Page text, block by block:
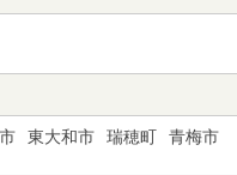
東大和市 瑞穂町 青梅市